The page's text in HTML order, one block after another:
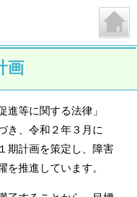
画
等に関する法律」
き、令和２年３月に
期計画を策定し、障害
推進しています。